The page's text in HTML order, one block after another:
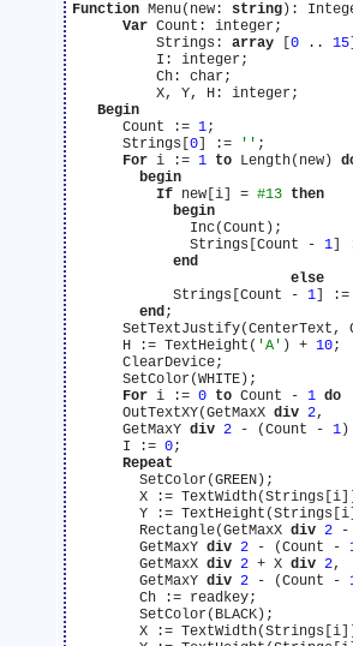
Function Menu(new: string):
Var Count: integer;
          Strings:
array [ 0 .. 15
          I: integer;
          Ch: char;
          X, Y, H: integer;
Begin
      Count :=
1;
      Strings[
0] := '' ;
For i := 1 to Length(new)
begin
If new[i] = #13 then
begin
              Inc(Count);
              Strings[Count -
1]
end
else
            Strings[Count -
1] :=
end;
SetTextJustify(CenterText,
      H := TextHeight(
'A' ) + 10;
      ClearDevice;
      SetColor(WHITE);
For i := 0 to Count - 1 do
      OutTextXY(GetMaxX
div 2,
      GetMaxY
div 2 - (Count - 1)
      I :=
0;
Repeat
        SetColor(GREEN);
X :=
Y :=
        Rectangle(GetMaxX
div 2 -
        GetMaxY
div 2 - (Count -
        GetMaxX
div 2 + X div 2,
        GetMaxY
div 2 - (Count -
        Ch := readkey;
        SetColor(BLACK);
X :=